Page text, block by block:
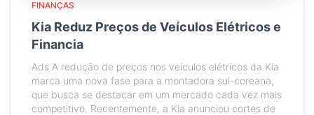
FINANÇAS
Kia Reduz Preços de Veículos Elétricos e
Financia
Ads A redução de preços nos veículos elétricos da Kia
marca uma nova fase para a montadora sul-coreana,
que busca se destacar em um mercado cada vez mais
competitivo. Recentemente, a Kia anunciou cortes de